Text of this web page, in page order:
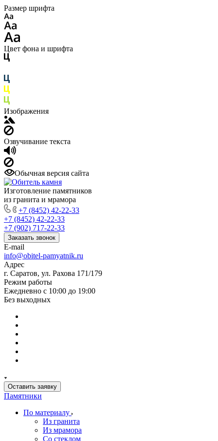
Размер шрифта
Цвет фона и шрифта
Изображения
Озвучивание текста
Обычная версия сайта
Изготовление памятников
из гранита и мрамора
+7 (8452) 42-22-33
+7 (8452) 42-22-33
+7 (902) 717-22-33
Заказать звонок
E-mail
info@obitel-pamyatnik.ru
Адрес
г. Саратов, ул. Рахова 171/179
Режим работы
Ежедневно с 10:00 до 19:00
Без выходных
Оставить заявку
Памятники
По материалу
Из гранита
Из мрамора
Со стеклом